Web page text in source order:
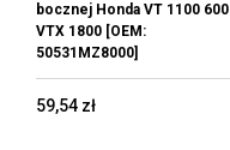
bocznej Honda VT 1100 600
VTX 1800 [OEM:
50531MZ8000]
59,54 zł